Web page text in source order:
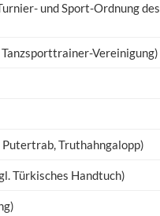
und Sport-Ordnung des
Vereinigung)
Truthahngalopp)
Türkisches Handtuch)